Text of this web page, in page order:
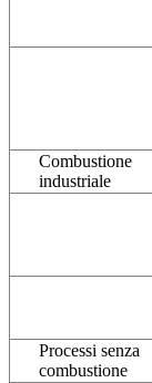
Combustione
industriale
Processi senza
combustione